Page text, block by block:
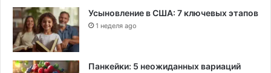
Усыновление в США: 7 ключевых этапов
1 неделя ago
Панкейки: 5 неожиданных вариаций